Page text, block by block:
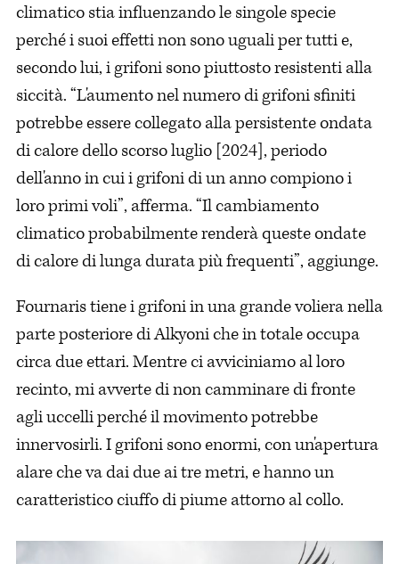
climatico stia influenzando le singole specie
perché i suoi effetti non sono uguali per tutti e,
secondo lui, i grifoni sono piuttosto resistenti alla
siccità. “L'aumento nel numero di grifoni sfiniti
potrebbe essere collegato alla persistente ondata
di calore dello scorso luglio [2024], periodo
dell'anno in cui i grifoni di un anno compiono i
loro primi voli”, afferma. “Il cambiamento
climatico probabilmente renderà queste ondate
di calore di lunga durata più frequenti”, aggiunge.
Fournaris tiene i grifoni in una grande voliera nella
parte posteriore di Alkyoni che in totale occupa
circa due ettari. Mentre ci avviciniamo al loro
recinto, mi avverte di non camminare di fronte
agli uccelli perché il movimento potrebbe
innervosirli. I grifoni sono enormi, con un'apertura
alare che va dai due ai tre metri, e hanno un
caratteristico ciuffo di piume attorno al collo.